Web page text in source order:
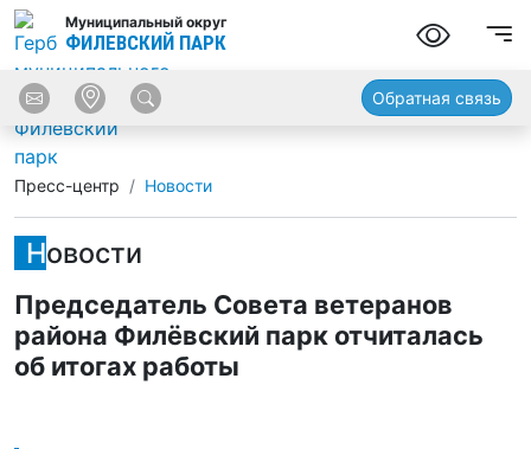
Муниципальный округ
ФИЛЕВСКИЙ ПАРК
Обратная связь
Пресс-центр Новости
Новости
Председатель Совета ветеранов
района Филёвский парк отчиталась
об итогах работы